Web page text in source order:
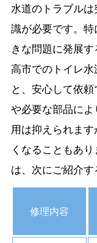
水道のトラブル
識が必要です。
きな問題に発展
高市でのトイレ
と、安心して依
や必要な部品に
用は抑えられま
くなることもあ
は、次にご紹介す
修理内容